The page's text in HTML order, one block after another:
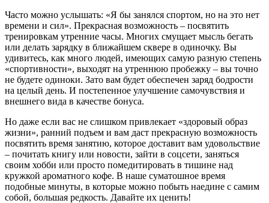
Часто можно услышать: «Я бы занялся спортом, но на это нет
времени и сил». Прекрасная возможность – посвятить
тренировкам утренние часы. Многих смущает мысль бегать
или делать зарядку в ближайшем сквере в одиночку. Вы
удивитесь, как много людей, имеющих самую разную степень
«спортивности», выходят на утреннюю пробежку – вы точно
не будете одиноки. Зато вам будет обеспечен заряд бодрости
на целый день. И постепенное улучшение самочувствия и
внешнего вида в качестве бонуса.
Но даже если вас не слишком привлекает «здоровый образ
жизни», ранний подъем и вам даст прекрасную возможность
посвятить время занятию, которое доставит вам удовольствие
– почитать книгу или новости, зайти в соцсети, заняться
своим хобби или просто помедитировать в тишине над
кружкой ароматного кофе. В наше суматошное время
подобные минуты, в которые можно побыть наедине с самим
собой, большая редкость. Давайте их ценить!